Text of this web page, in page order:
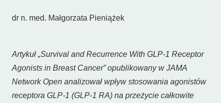
dr n. med. Małgorzata Pieniążek
Artykuł „Survival and Recurrence With GLP-1 Receptor
Agonists in Breast Cancer” opublikowany w JAMA
Network Open analizował wpływ stosowania agonistów
receptora GLP-1 (GLP-1 RA) na przeżycie całkowite